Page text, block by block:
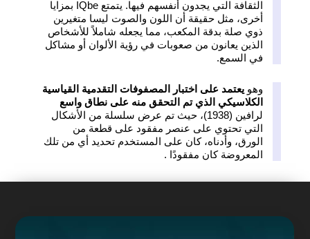
الثقافة التي يجدون أنفسهم فيها. يتمتع IQbe بمزايا
أخرى، مثل حقيقة أن اللون والصوت ليسا متغيرين
ذوي صلة بدقة المكعب، مما يجعله شاملاً للأشخاص
الذين يعانون من صعوبات في رؤية الألوان أو مشاكل
في السمع.
وهويعتمد على اختبار المصفوفات التقدمية القياسية
الكلاسيكي الذي تم التحقق منه على نطاق واسع
لرافين (1938)، حيث تم عرض سلسلة من الأشكال
التي تحتوي على عنصر مفقود على قطعة من
الورق، وأدناه، كان على المستخدم تحديد أي من تلك
المعروضة كان مفقودًا .